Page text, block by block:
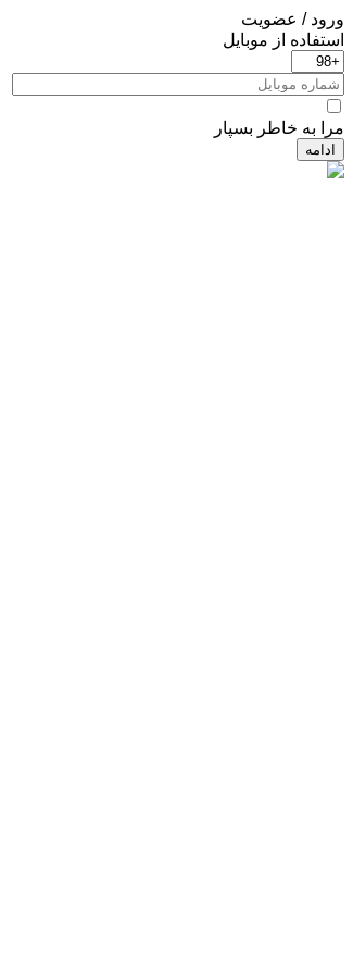
ورود / عضویت
استفاده از موبایل
مرا به خاطر بسپار
ادامه